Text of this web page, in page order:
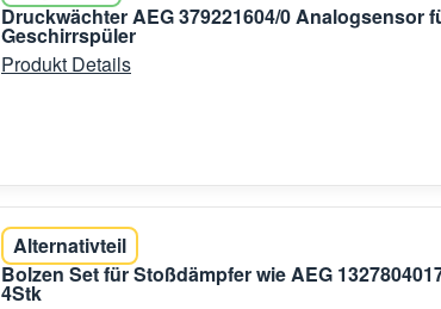
Druckwächter AEG 379221604/0 Analogsensor
Geschirrspüler
Produkt Details
Alternativteil
Bolzen Set für Stoßdämpfer wie AEG
4Stk